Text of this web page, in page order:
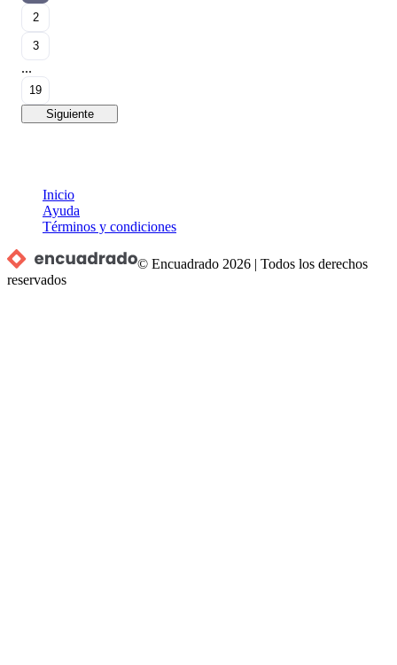
2
3
...
19
Siguiente
Inicio
Ayuda
Términos y condiciones
© Encuadrado 2026 |Todos los derechos
reservados